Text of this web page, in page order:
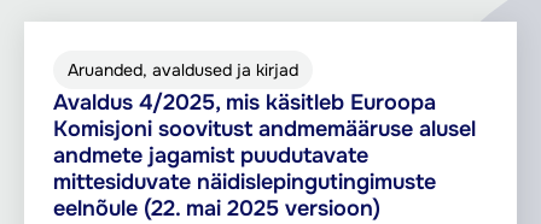
Avaldus 4/2025, mis käsitleb Euroopa
Komisjoni soovitust andmemääruse alusel
andmete jagamist puudutavate
mittesiduvate näidislepingutingimuste
eelnõule (22. mai 2025 versioon)
Aruanded, avaldused ja kirjad